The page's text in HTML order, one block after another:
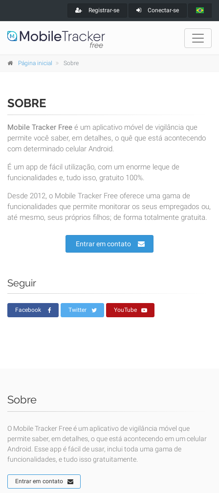
Registrar-se Conectar-se
Página inicial Sobre
SOBRE
Mobile Tracker Free é um aplicativo móvel de vigilância que
permite você saber, em detalhes, o quê que está acontecendo
com determinado celular Android.
É um app de fácil utilização, com um enorme leque de
funcionalidades e, tudo isso, gratuito 100%.
Desde 2012, o Mobile Tracker Free oferece uma gama de
funcionalidades que permite monitorar os seus empregados ou,
até mesmo, seus próprios filhos; de forma totalmente gratuita.
Entrar em contato
Seguir
Facebook Twitter YouTube
Sobre
O Mobile Tracker Free é um aplicativo de vigilância móvel que
permite saber, em detalhes, o que está acontecendo em um celular
Android. Esse app é fácil de usar, inclui toda uma gama de
funcionalidades, e tudo isso gratuitamente.
Entrar em contato